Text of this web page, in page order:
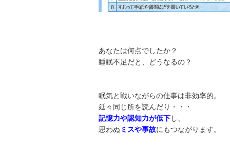
あなたは何点でしたか？
睡眠不足だと、どうなるの？
眠気と戦いながらの仕事は非効率的。
延々同じ所を読んだり・・・
記憶力や認知力が低下 し、
思わぬ ミスや事故にもつながります。